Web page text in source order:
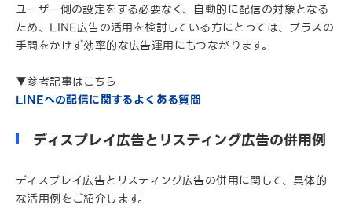
ユーザー側の設定をする必要なく、自動的に配信の対象となる
ため、LINE広告の活用を検討している方にとっては、プラスの
手間をかけず効率的な広告運用にもつながります。
▼参考記事はこちら
LINEへの配信に関するよくある質問
ディスプレイ広告とリスティング広告の併用例
ディスプレイ広告とリスティング広告の併用に関して、具体的
な活用例をご紹介します。